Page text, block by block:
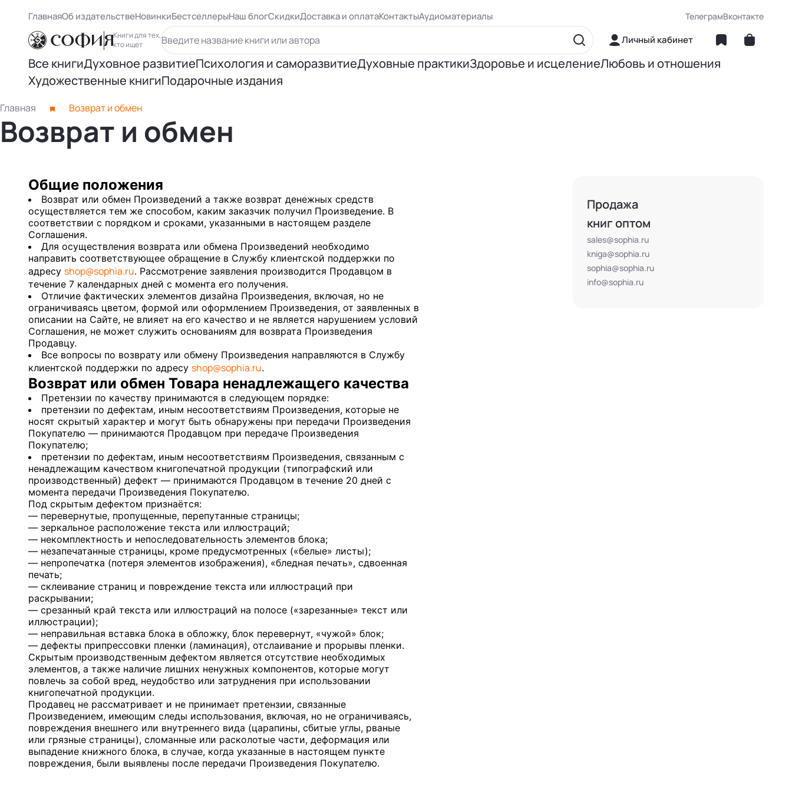
ГлавнаяОб издательствеНовинкиБестселлерыНаш блогСкидкиДоставка и оплатаКонтактыАудиоматериалы ТелеграмВконтакте
Книги для тех,
кто ищет
Личный кабинет
Все книгиДуховное развитие
Духовный рост
Осознанность
Человек и вселенная
Нью Эйдж и ченнелинг
Книги Ошо
Психология и саморазвитие
Самосовершенствование
Психология личности
Книги Лиз Бурбо
Духовные практикиЗдоровье и исцелениеЛюбовь и отношения
Художественные книги
Книги Карлоса Кастанеды
Книги Ричарда Баха
Подарочные издания
Главная Возврат и обмен
Возврат и обмен
Общие положения
Возврат или обмен Произведений а также возврат денежных средств
осуществляется тем же способом, каким заказчик получил Произведение. В
соответствии с порядком и сроками, указанными в настоящем разделе
Соглашения.
Для осуществления возврата или обмена Произведений необходимо
направить соответствующее обращение в Службу клиентской поддержки по
адресу shop@sophia.ru. Рассмотрение заявления производится Продавцом в
течение 7 календарных дней с момента его получения.
Отличие фактических элементов дизайна Произведения, включая, но не
ограничиваясь цветом, формой или оформлением Произведения, от заявленных в
описании на Сайте, не влияет на его качество и не является нарушением условий
Соглашения, не может служить основаниям для возврата Произведения
Продавцу.
Все вопросы по возврату или обмену Произведения направляются в Службу
клиентской поддержки по адресу shop@sophia.ru.
Возврат или обмен Товара ненадлежащего качества
Претензии по качеству принимаются в следующем порядке:
претензии по дефектам, иным несоответствиям Произведения, которые не
носят скрытый характер и могут быть обнаружены при передачи Произведения
Покупателю — принимаются Продавцом при передаче Произведения
Покупателю;
претензии по дефектам, иным несоответствиям Произведения, связанным с
ненадлежащим качеством книгопечатной продукции (типографский или
производственный) дефект — принимаются Продавцом в течение 20 дней с
момента передачи Произведения Покупателю.
Под скрытым дефектом признаётся:
— перевернутые, пропущенные, перепутанные страницы;
— зеркальное расположение текста или иллюстраций;
— некомплектность и непоследовательность элементов блока;
— незапечатанные страницы, кроме предусмотренных («белые» листы);
— непропечатка (потеря элементов изображения), «бледная печать», сдвоенная
печать;
— склеивание страниц и повреждение текста или иллюстраций при
раскрывании;
— срезанный край текста или иллюстраций на полосе («зарезанные» текст или
иллюстрации);
— неправильная вставка блока в обложку, блок перевернут, «чужой» блок;
— дефекты припрессовки пленки (ламинация), отслаивание и прорывы пленки.
Скрытым производственным дефектом является отсутствие необходимых
элементов, а также наличие лишних ненужных компонентов, которые могут
повлечь за собой вред, неудобство или затруднения при использовании
книгопечатной продукции.
Продавец не рассматривает и не принимает претензии, связанные
Произведением, имеющим следы использования, включая, но не ограничиваясь,
повреждения внешнего или внутреннего вида (царапины, сбитые углы, рваные
или грязные страницы), сломанные или расколотые части, деформация или
выпадение книжного блока, в случае, когда указанные в настоящем пункте
повреждения, были выявлены после передачи Произведения Покупателю.
Продажа
книг оптом
sales@sophia.ru
kniga@sophia.ru
sophia@sophia.ru
info@sophia.ru